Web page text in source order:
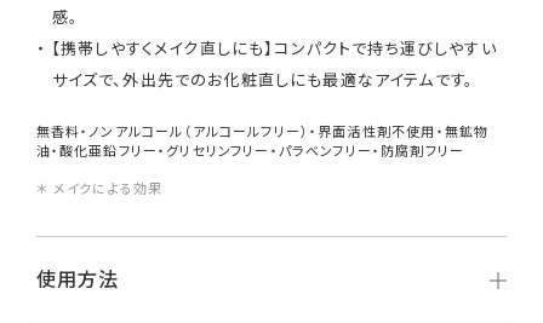
感。
【携帯しやすくメイク直しにも】コンパクトで持ち運びしやすい
サイズで、外出先でのお化粧直しにも最適なアイテムです。
無香料・ノンアルコール（アルコールフリー）・界面活性剤不使用・無鉱物
油・酸化亜鉛フリー・グリセリンフリー・パラベンフリー・防腐剤フリー
＊ メイクによる効果
使用方法